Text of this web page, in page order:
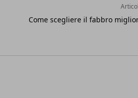
Come scegliere il fabbro